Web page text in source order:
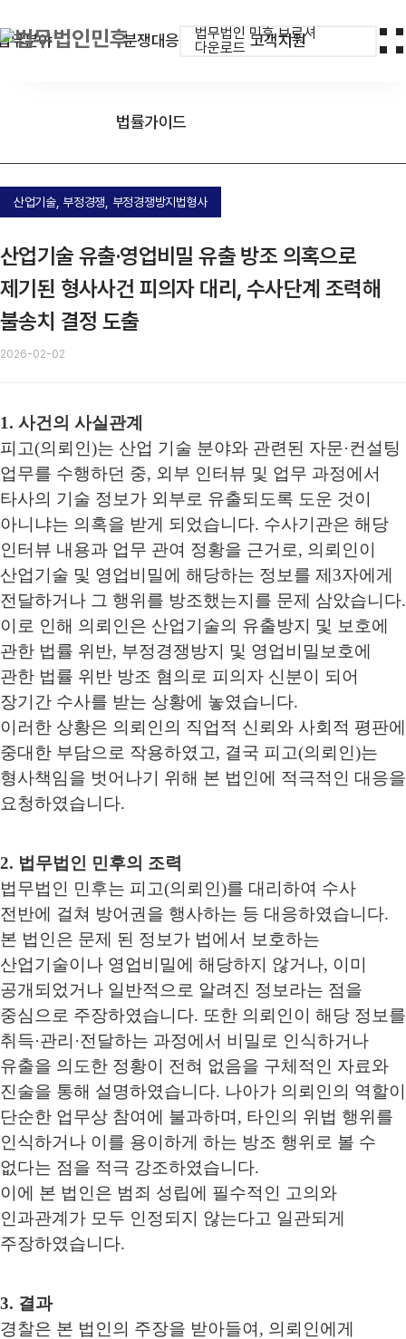
법무법인 민후 브로셔
다운로드
무분야 분쟁대응
법률가이드
고객지원
산업기술, 부정경쟁, 부정경쟁방지법형사
산업기술 유출·영업비밀 유출 방조 의혹으로
제기된 형사사건 피의자 대리, 수사단계 조력해
불송치 결정 도출
2026-02-02
1. 사건의 사실관계
피고(의뢰인)는 산업 기술 분야와 관련된 자문·컨설팅
업무를 수행하던 중, 외부 인터뷰 및 업무 과정에서
타사의 기술 정보가 외부로 유출되도록 도운 것이
아니냐는 의혹을 받게 되었습니다. 수사기관은 해당
인터뷰 내용과 업무 관여 정황을 근거로, 의뢰인이
산업기술 및 영업비밀에 해당하는 정보를 제3자에게
전달하거나 그 행위를 방조했는지를 문제 삼았습니다.
이로 인해 의뢰인은 산업기술의 유출방지 및 보호에
관한 법률 위반, 부정경쟁방지 및 영업비밀보호에
관한 법률 위반 방조 혐의로 피의자 신분이 되어
장기간 수사를 받는 상황에 놓였습니다.
이러한 상황은 의뢰인의 직업적 신뢰와 사회적 평판에
중대한 부담으로 작용하였고, 결국 피고(의뢰인)는
형사책임을 벗어나기 위해 본 법인에 적극적인 대응을
요청하였습니다.
2. 법무법인 민후의 조력
법무법인 민후는 피고(의뢰인)를 대리하여 수사
전반에 걸쳐 방어권을 행사하는 등 대응하였습니다.
본 법인은 문제 된 정보가 법에서 보호하는
산업기술이나 영업비밀에 해당하지 않거나, 이미
공개되었거나 일반적으로 알려진 정보라는 점을
중심으로 주장하였습니다. 또한 의뢰인이 해당 정보를
취득·관리·전달하는 과정에서 비밀로 인식하거나
유출을 의도한 정황이 전혀 없음을 구체적인 자료와
진술을 통해 설명하였습니다. 나아가 의뢰인의 역할이
단순한 업무상 참여에 불과하며, 타인의 위법 행위를
인식하거나 이를 용이하게 하는 방조 행위로 볼 수
없다는 점을 적극 강조하였습니다.
이에 본 법인은 범죄 성립에 필수적인 고의와
인과관계가 모두 인정되지 않는다고 일관되게
주장하였습니다.
3. 결과
경찰은 본 법인의 주장을 받아들여, 의뢰인에게